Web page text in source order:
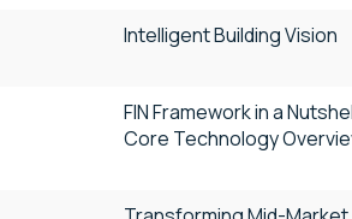
Intelligent Building Vision
FIN Framework in a
Core Technology